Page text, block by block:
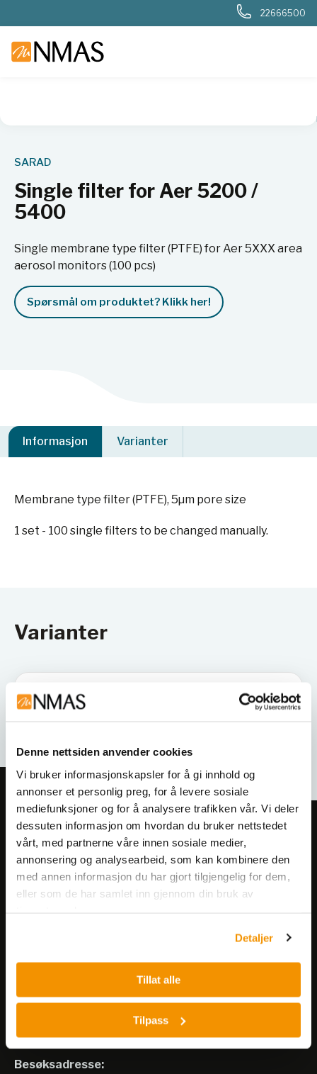
Denne nettsiden anvender cookies
Vi bruker informasjonskapsler for å gi innhold og
annonser et personlig preg, for å levere sosiale
mediefunksjoner og for å analysere trafikken vår. Vi deler
dessuten informasjon om hvordan du bruker nettstedet
vårt, med partnerne våre innen sosiale medier,
annonsering og analysearbeid, som kan kombinere den
med annen informasjon du har gjort tilgjengelig for dem,
eller som de har samlet inn gjennom din bruk av
Detaljer
Tillat alle
Tilpass
22666500
Nukleær, strålevern, beredskap,
SARAD
Single filter for Aer 5200 /
5400
Single membrane type filter (PTFE) for Aer 5XXX area
aerosol monitors (100 pcs)
Spørsmål om produktet? Klikk her!
Informasjon Varianter
Membrane type filter (PTFE), 5µm pore size
1 set - 100 single filters to be changed manually.
Varianter
Meld deg på vårt nyhetsbrev!
Få informasjon om produkter,
arrangementer og kampanjer.
Nerliens Meszansky AS
Besøksadresse: